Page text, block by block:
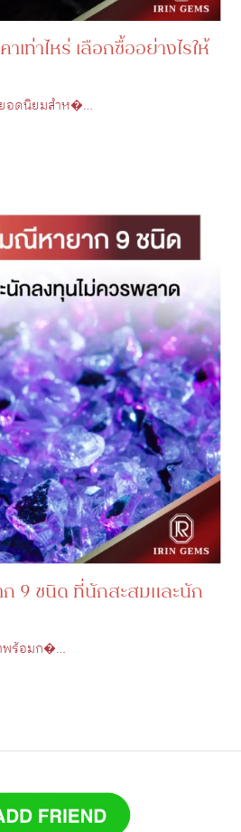
เท่าไหร่ เลือกซื้ออย่างไรให้
อดนิยมสำห�…
9 ชนิด ที่นักสะสมและนัก
พร้อมก�…